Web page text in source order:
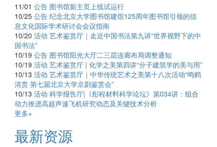
11/01 公告 图书馆新主页上线试运行
10/25 公告 纪念北京大学图书馆建馆125周年图书馆引领的信
息文化国际学术研讨会会议指南
10/20 活动 艺术鉴赏厅｜走近中国书法第九讲“世界视野下的中
国书法”
10/19 公告 图书馆阳光大厅二三层连廊布局调整通知
10/19 活动 艺术鉴赏厅 | 化学之美第四讲“分子建筑学的美与用”
10/13 活动 艺术鉴赏厅｜中华传统艺术之美第十八次活动“鸣鹤
清赏·第七届北京大学京剧鉴赏会”
10/13 活动 科学报告厅|《彤程材料科学论坛》第034讲：组合
动力推进高超声速飞机研究动态及关键技术分析
更多+
最新资源